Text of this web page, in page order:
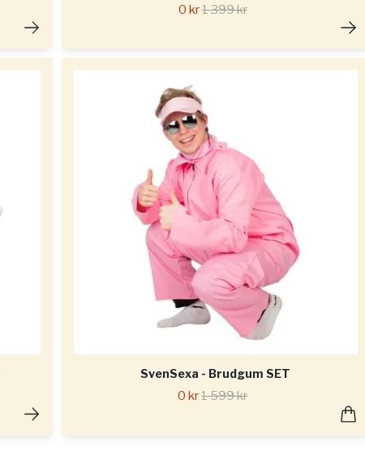
0 kr1 399 kr
SvenSexa - Brudgum SET
0 kr1 599 kr